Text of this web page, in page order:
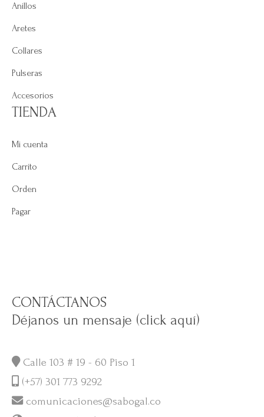
Anillos
Aretes
Collares
Pulseras
Accesorios
TIENDA
Mi cuenta
Carrito
Orden
Pagar
CONTÁCTANOS
Déjanos un mensaje (click aquí)
Calle 103 # 19 - 60 Piso 1
(+57) 301 773 9292
comunicaciones@sabogal.co